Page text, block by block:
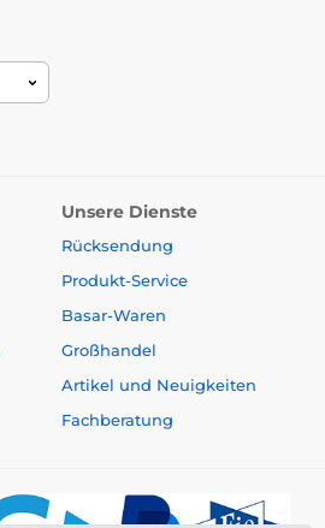
Unsere Dienste
Rücksendung
Produkt-Service
Basar-Waren
Großhandel
Artikel und Neuigkeiten
Fachberatung